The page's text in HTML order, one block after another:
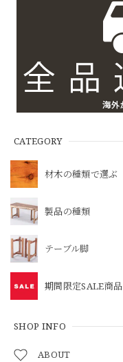
CATEGORY
材木の種類で選ぶ
製品の種類
テーブル脚
期間限定SALE商品
SHOP INFO
ABOUT